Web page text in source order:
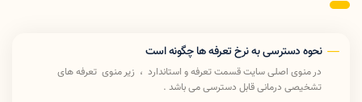
نحوه دسترسی به نرخ تعرفه ها چگونه است
در منوی اصلی سایت قسمت تعرفه و استاندارد ، زیر منوی تعرفه های
تشخیصی درمانی قابل دسترسی می باشد .